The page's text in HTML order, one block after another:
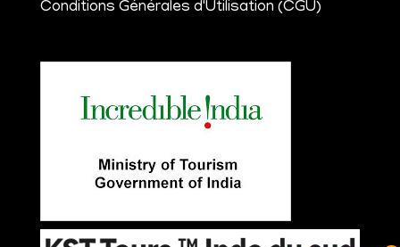
Conditions Générales d'Utilisation (CGU)